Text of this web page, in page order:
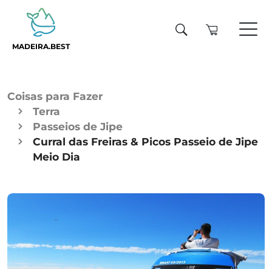
MADEIRA.BEST
Coisas para Fazer
Terra
Passeios de Jipe
Curral das Freiras & Picos Passeio de Jipe
Meio Dia